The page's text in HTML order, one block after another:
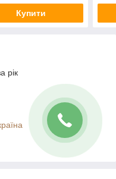
Купити
рік